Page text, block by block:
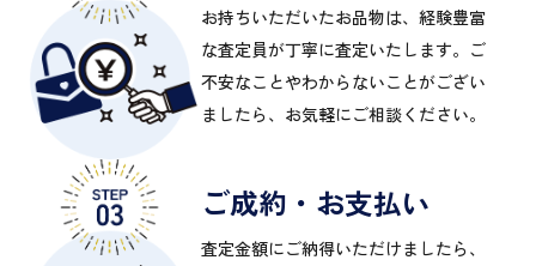
お持ちいただいたお品物は、経験豊富
な査定員が丁寧に査定いたします。ご
不安なことやわからないことがござい
ましたら、お気軽にご相談ください。
ご成約・お支払い
査定金額にご納得いただけましたら、